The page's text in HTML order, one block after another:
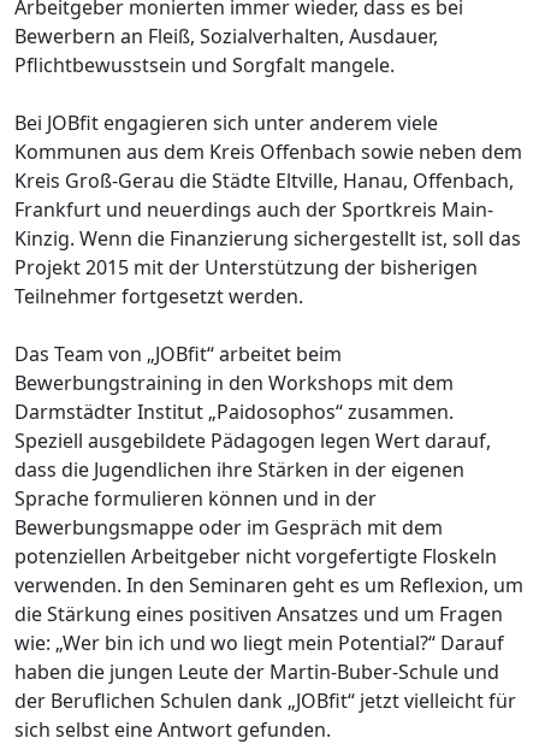
Arbeitgeber monierten immer wieder, dass es bei
Bewerbern an Fleiß, Sozialverhalten, Ausdauer,
Pflichtbewusstsein und Sorgfalt mangele.
Bei JOBfit engagieren sich unter anderem viele
Kommunen aus dem Kreis Offenbach sowie neben dem
Kreis Groß-Gerau die Städte Eltville, Hanau, Offenbach,
Frankfurt und neuerdings auch der Sportkreis Main-
Kinzig. Wenn die Finanzierung sichergestellt ist, soll das
Projekt 2015 mit der Unterstützung der bisherigen
Teilnehmer fortgesetzt werden.
Das Team von „JOBfit“ arbeitet beim
Bewerbungstraining in den Workshops mit dem
Darmstädter Institut „Paidosophos“ zusammen.
Speziell ausgebildete Pädagogen legen Wert darauf,
dass die Jugendlichen ihre Stärken in der eigenen
Sprache formulieren können und in der
Bewerbungsmappe oder im Gespräch mit dem
potenziellen Arbeitgeber nicht vorgefertigte Floskeln
verwenden. In den Seminaren geht es um Reflexion, um
die Stärkung eines positiven Ansatzes und um Fragen
wie: „Wer bin ich und wo liegt mein Potential?“ Darauf
haben die jungen Leute der Martin-Buber-Schule und
der Beruflichen Schulen dank „JOBfit“ jetzt vielleicht für
sich selbst eine Antwort gefunden.